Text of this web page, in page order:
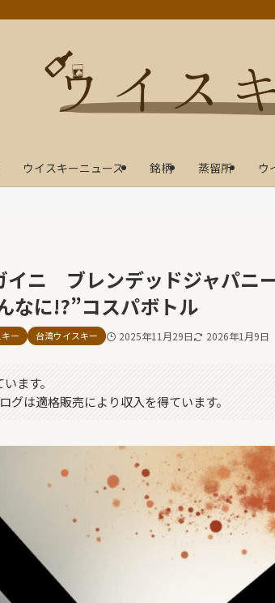
ウイスキーニュース 銘柄 蒸留所 ウ
イニ ブレンデッドジャパニ
なに!?”コスパボトル
ー 台湾ウイスキー 2025年11月29日 2026年1月9日
ます。
は適格販売により収入を得ています。